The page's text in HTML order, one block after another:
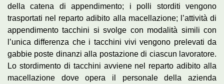
della catena di appendimento; i polli storditi vengono
trasportati nel reparto adibito alla macellazione; l’attività di
appendimento tacchini si svolge con modalità simili con
l’unica differenza che i tacchini vivi vengono prelevati da
gabbie poste dinanzi alla postazione di ciascun lavoratore.
Lo stordimento di tacchini avviene nel reparto adibito alla
macellazione dove opera il personale della azienda